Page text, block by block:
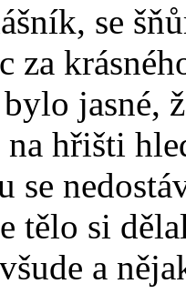
se
za
jasné,
na hřišti
se
tělo si
a